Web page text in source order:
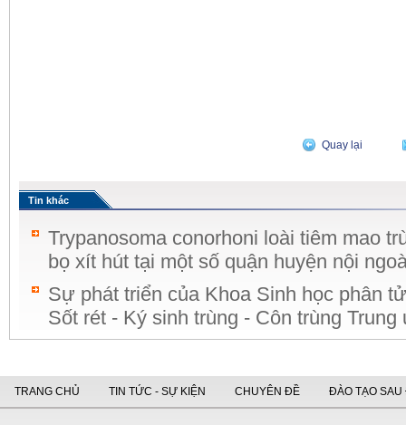
Quay lại
Tin khác
Trypanosoma conorhoni loài tiêm mao
bọ xít hút tại một số quận huyện nội
Sự phát triển của Khoa Sinh học phân
Sốt rét - Ký sinh trùng - Côn trùng Trung
TRANG CHỦ TIN TỨC - SỰ KIỆN CHUYÊN ĐỀ ĐÀO TẠO SAU